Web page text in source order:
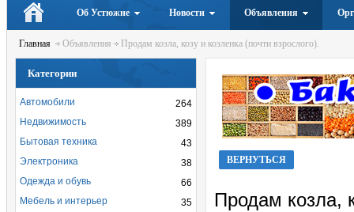
Об Устюжне Новости Объявления
Главная Объявления Продам козла, козу и козленка (почти взрослого).
ВЕРНУТЬСЯ
Продам козла,
Категории
264
Автомобили
389
Недвижимость
43
Бытовая техника
38
Электроника
66
Одежда и обувь
35
Мебель и интерьер